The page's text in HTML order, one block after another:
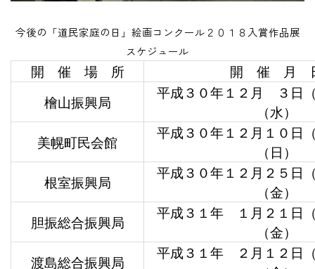
今後の「道民家庭の日」絵画コンクール２０１８入賞作品展
スケジュール
開 催 場 所
開 催 月
檜山振興局
平成３０年１２月 ３日
（水）
美幌町民会館
平成３０年１２月１０日
（日）
根室振興局
平成３０年１２月２５日
（金）
胆振総合振興局
平成３１年 １月２１日
（金）
渡島総合振興局
平成３１年 ２月１２日